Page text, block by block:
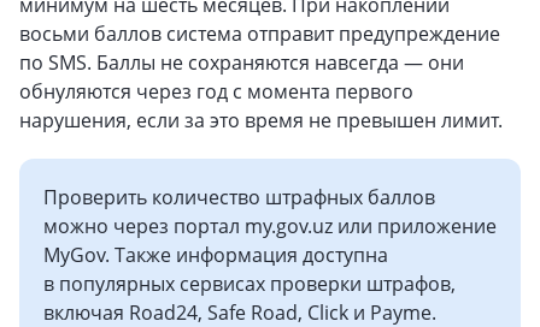
восьми баллов система отправит предупреждение
по SMS. Баллы не сохраняются навсегда — они
обнуляются через год с момента первого
нарушения, если за это время не превышен лимит.
Проверить количество штрафных баллов
можно через портал my.gov.uz или приложение
MyGov. Также информация доступна
в популярных сервисах проверки штрафов,
включая Road24, Safe Road, Click и Payme.